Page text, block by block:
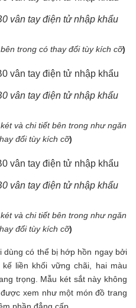
vân tay điện tử nhập khẩu
trong có thay đổi tùy kích cỡ)
vân tay điện tử nhập khẩu
và chi tiết bên trong như ngăn
đổi tùy kích cỡ)
vân tay điện tử nhập khẩu
và chi tiết bên trong như ngăn
đổi tùy kích cỡ)
có thể bị hớp hồn ngay bởi
kế liền khối vững chãi, hai màu
trọng. Mẫu két sắt này không
xem như một món đồ trang